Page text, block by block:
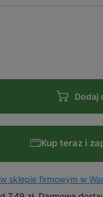
Dodaj
Kup teraz i
sklepie firmowym w